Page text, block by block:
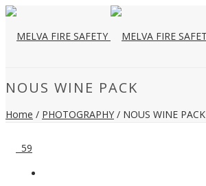
NOUS WINE PACK
Home / PHOTOGRAPHY / NOUS WINE PACK
59